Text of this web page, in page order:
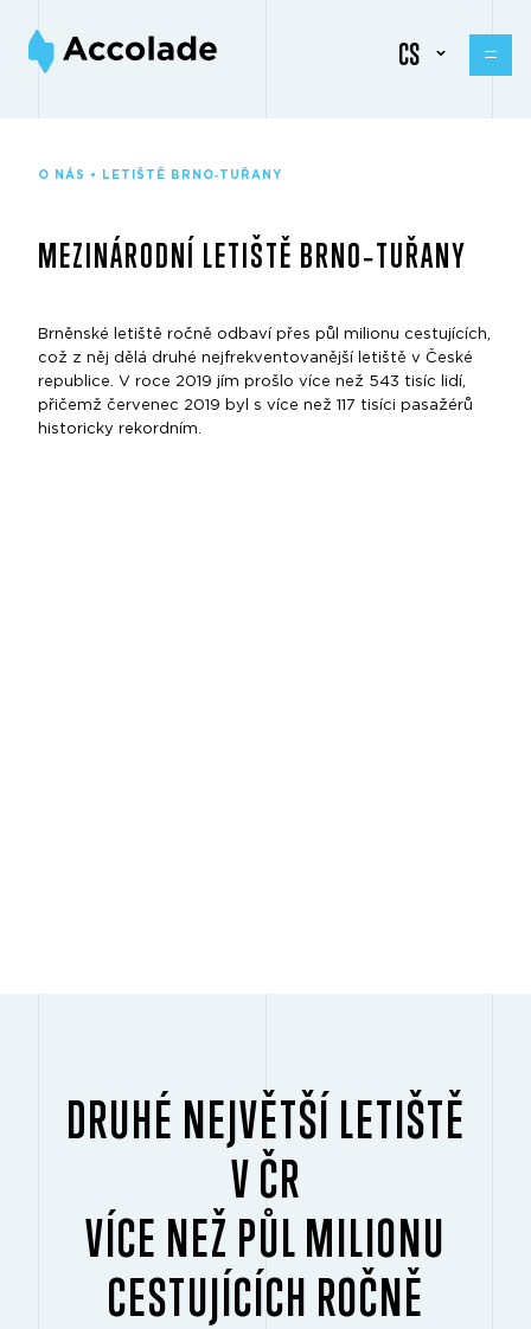
CS
O NÁS • LETIŠTĚ BRNO‑TUŘANY
MEZINÁRODNÍ LETIŠTĚ BRNO‑TUŘANY
Brněnské letiště ročně odbaví přes půl milionu cestujících,
což z něj dělá druhé nejfrekventovanější letiště v České
republice. V roce 2019 jím prošlo více než 543 tisíc lidí,
přičemž červenec 2019 byl s více než 117 tisíci pasažérů
historicky rekordním.
DRUHÉ NEJVĚTŠÍ LETIŠTĚ
V ČR
VÍCE NEŽ PŮL MILIONU
CESTUJÍCÍCH ROČNĚ